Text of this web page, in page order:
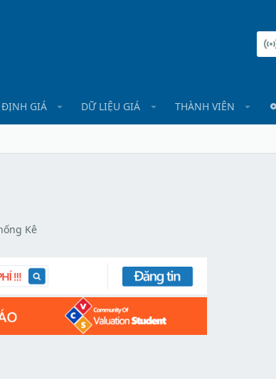
ĐỊNH GIÁ DỮ LIỆU GIÁ THÀNH VIÊN
Kê